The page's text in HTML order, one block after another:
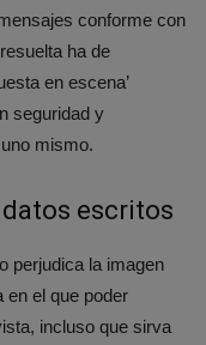
conforme con
ha de
en escena’
seguridad y
mismo.
escritos
perjudica la imagen
en el que poder
incluso que sirva